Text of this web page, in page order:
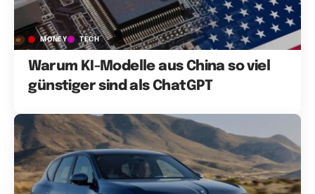
MONEY TECH
Warum KI-Modelle aus China so viel
günstiger sind als ChatGPT